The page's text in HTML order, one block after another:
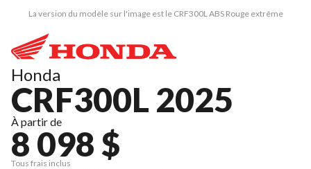
La version du modèle sur l'image est le CRF300L ABS Rouge extrême
Honda
CRF300L 2025
À partir de
8 098 $
Tous frais inclus